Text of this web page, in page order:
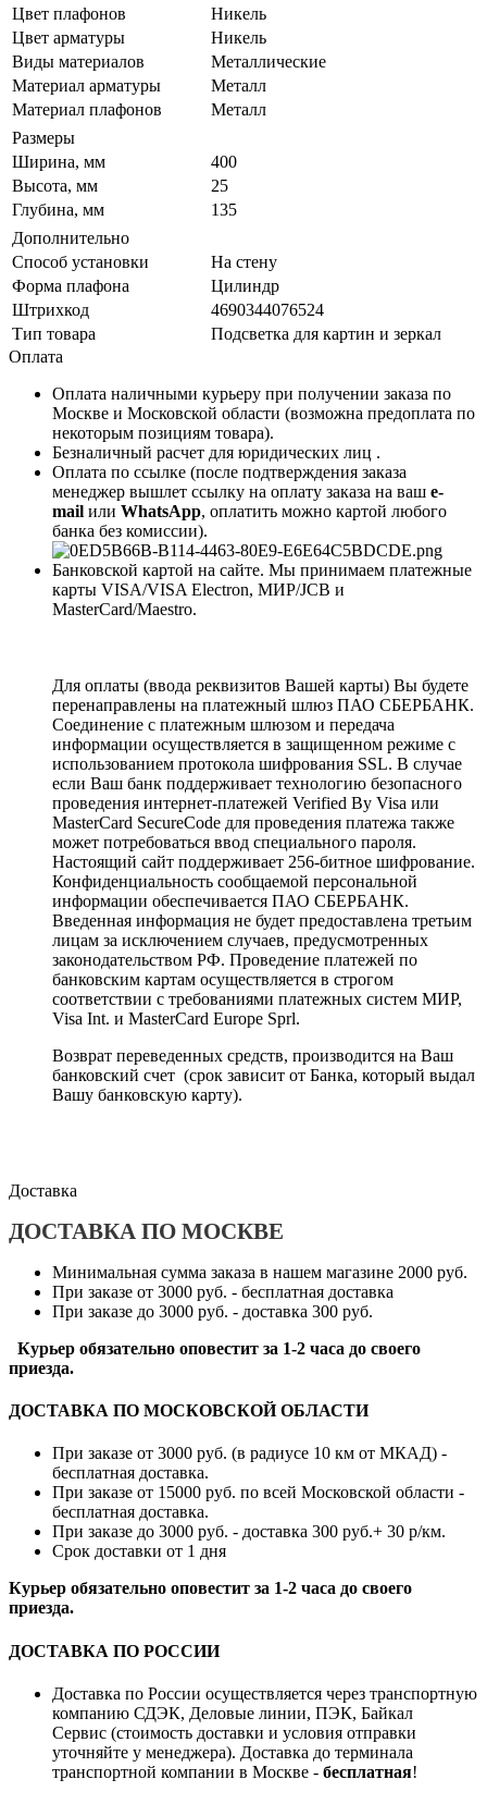
Цвет плафонов
Никель
Цвет арматуры
Никель
Виды материалов
Металлические
Материал арматуры
Металл
Материал плафонов
Металл
Размеры
Ширина, мм
400
Высота, мм
25
Глубина, мм
135
Дополнительно
Способ установки
На стену
Форма плафона
Цилиндр
Штрихкод
4690344076524
Тип товара
Подсветка для картин и зеркал
Оплата
Оплата наличными курьеру при получении заказа по
Москве и Московской области (возможна предоплата по
некоторым позициям товара).
Безналичный расчет для юридических лиц .
Оплата по ссылке (после подтверждения заказа
менеджер вышлет ссылку на оплату заказа на ваш e-
mail или WhatsApp, оплатить можно картой любого
банка без комиссии).
Банковской картой на сайте. Мы принимаем платежные
карты VISA/VISA Electron, МИР/JCB и
MasterCard/Maestro.
Для оплаты (ввода реквизитов Вашей карты) Вы будете
перенаправлены на платежный шлюз ПАО СБЕРБАНК.
Соединение с платежным шлюзом и передача
информации осуществляется в защищенном режиме с
использованием протокола шифрования SSL. В случае
если Ваш банк поддерживает технологию безопасного
проведения интернет-платежей Verified By Visa или
MasterCard SecureCode для проведения платежа также
может потребоваться ввод специального пароля.
Настоящий сайт поддерживает 256-битное шифрование.
Конфиденциальность сообщаемой персональной
информации обеспечивается ПАО СБЕРБАНК.
Введенная информация не будет предоставлена третьим
лицам за исключением случаев, предусмотренных
законодательством РФ. Проведение платежей по
банковским картам осуществляется в строгом
соответствии с требованиями платежных систем МИР,
Visa Int. и MasterCard Europe Sprl.
Возврат переведенных средств, производится на Ваш
банковский счет (срок зависит от Банка, который выдал
Вашу банковскую карту).
Доставка
ДОСТАВКА ПО МОСКВЕ
Минимальная сумма заказа в нашем магазине 2000 руб.
При заказе от 3000 руб. - бесплатная доставка
При заказе до 3000 руб. - доставка 300 руб.
Курьер обязательно оповестит за 1-2 часа до своего
приезда.
ДОСТАВКА ПО МОСКОВСКОЙ ОБЛАСТИ
При заказе от 3000 руб. (в радиусе 10 км от МКАД) -
бесплатная доставка.
При заказе от 15000 руб. по всей Московской области -
бесплатная доставка.
При заказе до 3000 руб. - доставка 300 руб.+ 30 р/км.
Срок доставки от 1 дня
Курьер обязательно оповестит за 1-2 часа до своего
приезда.
ДОСТАВКА ПО РОССИИ
Доставка по России осуществляется через транспортную
компанию СДЭК, Деловые линии, ПЭК, Байкал
Сервис (стоимость доставки и условия отправки
уточняйте у менеджера). Доставка до терминала
транспортной компании в Москве - бесплатная!